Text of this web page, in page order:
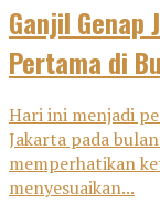
Ganjil
Pertama di
Hari ini menjadi
Jakarta pada
memperhatikan
menyesuaikan...